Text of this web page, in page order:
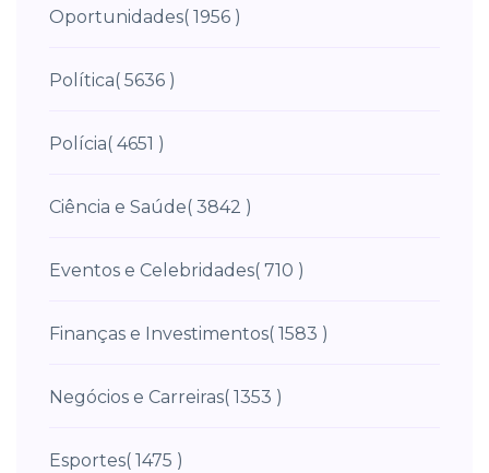
Oportunidades( 1956 )
Política( 5636 )
Polícia( 4651 )
Ciência e Saúde( 3842 )
Eventos e Celebridades( 710 )
Finanças e Investimentos( 1583 )
Negócios e Carreiras( 1353 )
Esportes( 1475 )